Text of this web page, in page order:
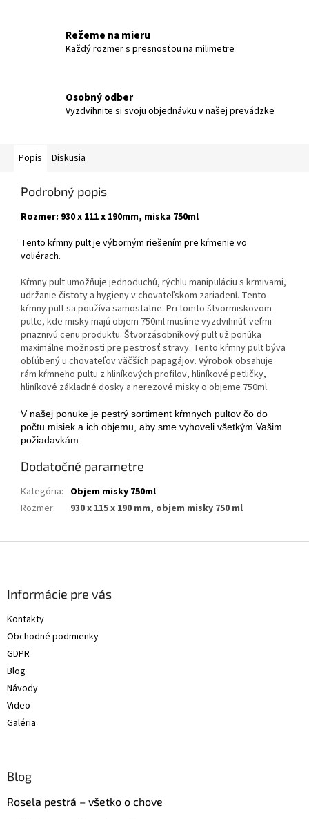
Režeme na mieru
Každý rozmer s presnosťou na milimetre
Osobný odber
Vyzdvihnite si svoju objednávku v našej prevádzke
Popis Diskusia
Podrobný popis
Rozmer: 930 x 111 x 190mm, miska 750ml
Tento kŕmny pult je výborným riešením pre kŕmenie vo
voliérach.
Kŕmny pult umožňuje jednoduchú, rýchlu manipuláciu s krmivami,
udržanie čistoty a hygieny v chovateľskom zariadení. Tento
kŕmny pult sa používa samostatne. Pri tomto štvormiskovom
pulte, kde misky majú objem 750ml musíme vyzdvihnúť veľmi
priaznivú cenu produktu. Štvorzásobníkový pult už ponúka
maximálne možnosti pre pestrosť stravy. Tento kŕmny pult býva
obľúbený u chovateľov väčších papagájov. Výrobok obsahuje
rám kŕmneho pultu z hliníkových profilov, hliníkové petličky,
hliníkové základné dosky a nerezové misky o objeme 750ml.
V našej ponuke je pestrý sortiment kŕmnych pultov čo do
počtu misiek a ich objemu, aby sme vyhoveli všetkým Vašim
požiadavkám.
Dodatočné parametre
Kategória: Objem misky 750ml
Rozmer: 930 x 115 x 190 mm, objem misky 750 ml
Informácie pre vás
Kontakty
Obchodné podmienky
GDPR
Blog
Návody
Video
Galéria
Blog
Rosela pestrá – všetko o chove